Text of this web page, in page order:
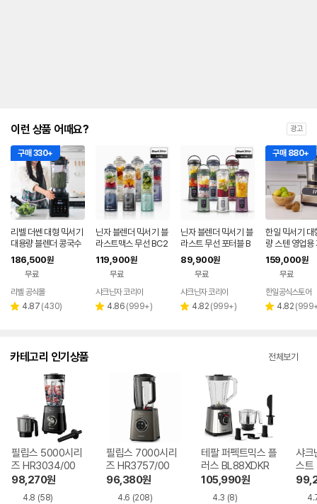
이런 상품 어때요? 광고
구매 330+
리벨 더쎈 대형 믹서기
대용량 블렌더 콩국수
업소용 카페용 얼음분
쇄 4L 블랙
186,500원
무료
페이
리벨 공식몰
별 4.87 리
(430)
닌자 블렌더 믹서기 블
라스트맥스 무선 BC2
51KR
119,900원
무료
샤크닌자 코리아
별 4.86 리
(999+)
닌자 블렌더 믹서기 블
라스트 무선 포터블 B
C151KR
89,900원
무료
샤크닌자 코리아
별 4.82 리
(999+)
구매 880+
한일 믹서기 대
량 스텐 영업용
후드 김장 블렌
기 엣지 칼날3
159,000원
무료
한일공식스토어
별 4.82 리
(
카테고리 인기상품 전체보기
필립스 5000시리
즈 HR3034/00
98,270원
4.8 (58)
필립스 7000시리
즈 HR3757/00
96,380원
4.6 (208)
테팔 퍼펙트믹스 플
러스 BL88XDKR
105,990원
4.3 (8)
샤크
스트
R